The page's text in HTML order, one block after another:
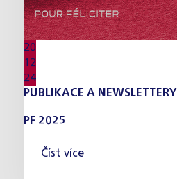
20
12
24
PUBLIKACE A NEWSLETTERY
PF 2025
Číst více